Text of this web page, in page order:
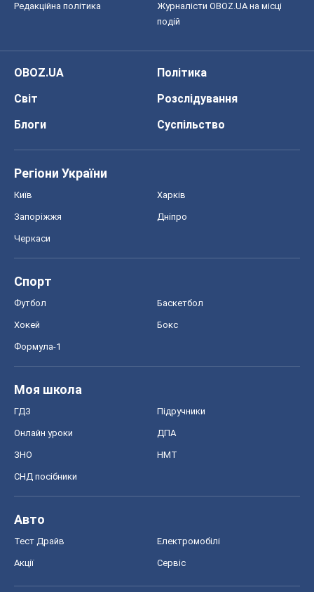
Редакційна політика
Журналісти OBOZ.UA на місці
подій
OBOZ.UA
Політика
Світ
Розслідування
Блоги
Суспільство
Регіони України
Київ Харків
Запоріжжя Дніпро
Черкаси
Спорт
Футбол Баскетбол
Хокей Бокс
Формула-1
Моя школа
ГДЗ Підручники
Онлайн уроки ДПА
ЗНО НМТ
СНД посібники
Авто
Тест Драйв Електромобілі
Акції Сервіс